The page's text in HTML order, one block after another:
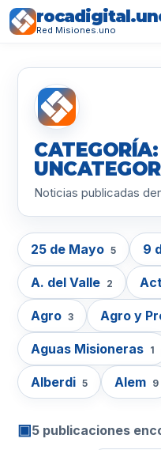
Red Misiones.uno
CATEGORÍA:
Noticias publicadas
25 de Mayo 5 9
A. del Valle 2
Agro 3 Agro y
Aguas Misioneras 1
Alberdi 5 Alem 9
▣5 publicaciones